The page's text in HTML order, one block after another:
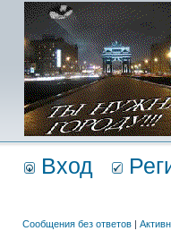
Вход
Сообщения без ответов |